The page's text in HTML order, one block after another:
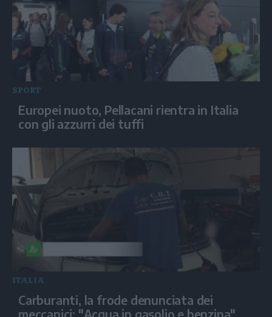
SPORT
Europei nuoto, Pellacani rientra in Italia
con gli azzurri dei tuffi
ITALIA
Carburanti, la frode denunciata dei
meccanici: "Acqua in gasolio e benzina"